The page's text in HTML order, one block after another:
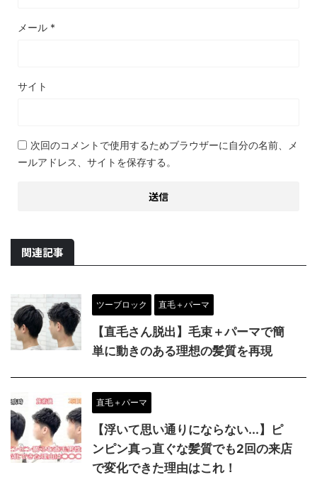
メール *
サイト
次回のコメントで使用するためブラウザーに自分の名前、メ
ールアドレス、サイトを保存する。
関連記事
ツーブロック 直毛＋パーマ
【直毛さん脱出】毛束＋パーマで簡
単に動きのある理想の髪質を再現
直毛＋パーマ
【浮いて思い通りにならない...】ピ
ンピン真っ直ぐな髪質でも2回の来店
で変化できた理由はこれ！